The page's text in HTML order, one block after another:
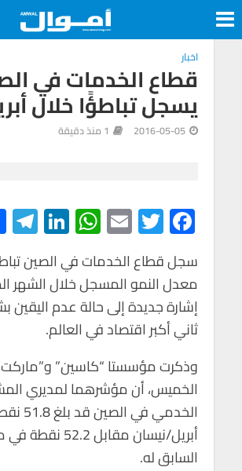
اخبار
قطاع الخدمات في
يسجل تباطؤًا خلال
2016-05-05 1 منذ دقيقة
F
ac
e
b
o
o
k
T
wi
tt
er
E
m
ail
W
h
at
s
A
p
p
Li
n
ke
dI
n
a
سجل قطاع الخدمات في الصين
معدل النمو المسجل خلال الشهر
إشارة جديدة إلى حالة عدم اليقين
ثاني أكبر اقتصاد في العالم.
وذكرت مؤسستا “كاسين”
الخميس، أن مؤشرهما لمديري
الخدمي في
أبريل/نيسان مقابل
السابق له.